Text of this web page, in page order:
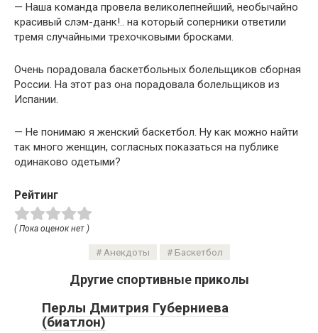
— Наша команда провела великолепнейший, необычайно
красивый слэм-данк!.. на который соперники ответили
тремя случайными трехочковыми бросками.
Очень порадовала баскетбольных болельщиков сборная
России. На этот раз она порадовала болельщиков из
Испании.
— Не понимаю я женский баскетбол. Ну как можно найти
так много женщин, согласных показаться на публике
одинаково одетыми?
Рейтинг
( Пока оценок нет )
Анекдоты Баскетбол
Другие спортивные приколы
Перлы Дмитрия Губерниева
(биатлон)